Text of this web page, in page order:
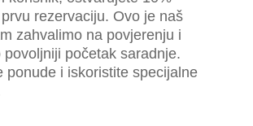
rezervaciju. Ovo je naš
zahvalimo na povjerenju i
povoljniji početak saradnje.
ponude i iskoristite specijalne